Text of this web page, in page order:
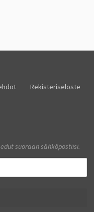
Rekisteriseloste
suoraan sähköpostiisi.